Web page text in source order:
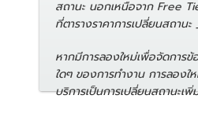
สถานะ นอกเหนือจาก Free
ที่ตารางราคาการเปลี่ยนสถานะ
หากมีการลองใหม่เพื่อจัดการ
ใดๆ ของการทำงาน การลองใ
บริการเป็นการเปลี่ยนสถานะเพิ่